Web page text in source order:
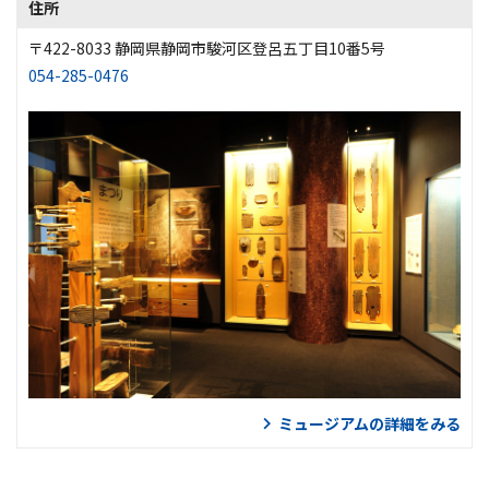
住所
〒422-8033 静岡県静岡市駿河区登呂五丁目10番5号
054-285-0476
ミュージアムの詳細をみる